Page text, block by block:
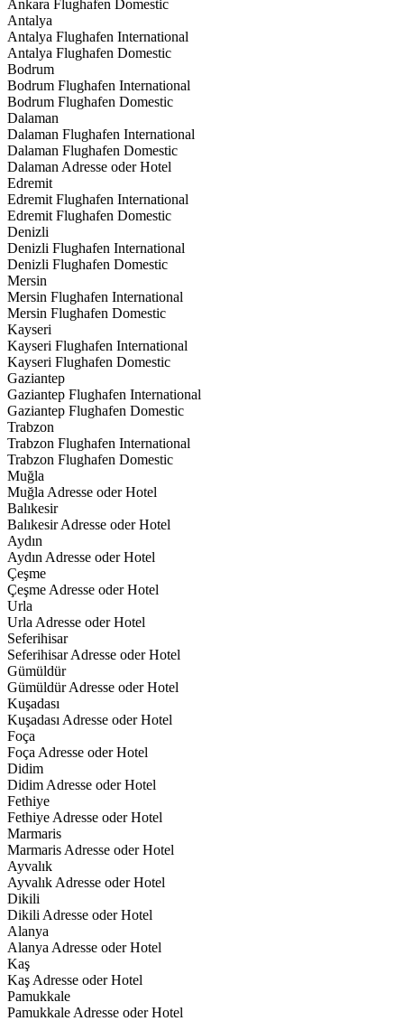
Ankara Flughafen Domestic
Antalya
Antalya Flughafen International
Antalya Flughafen Domestic
Bodrum
Bodrum Flughafen International
Bodrum Flughafen Domestic
Dalaman
Dalaman Flughafen International
Dalaman Flughafen Domestic
Dalaman Adresse oder Hotel
Edremit
Edremit Flughafen International
Edremit Flughafen Domestic
Denizli
Denizli Flughafen International
Denizli Flughafen Domestic
Mersin
Mersin Flughafen International
Mersin Flughafen Domestic
Kayseri
Kayseri Flughafen International
Kayseri Flughafen Domestic
Gaziantep
Gaziantep Flughafen International
Gaziantep Flughafen Domestic
Trabzon
Trabzon Flughafen International
Trabzon Flughafen Domestic
Muğla
Muğla Adresse oder Hotel
Balıkesir
Balıkesir Adresse oder Hotel
Aydın
Aydın Adresse oder Hotel
Çeşme
Çeşme Adresse oder Hotel
Urla
Urla Adresse oder Hotel
Seferihisar
Seferihisar Adresse oder Hotel
Gümüldür
Gümüldür Adresse oder Hotel
Kuşadası
Kuşadası Adresse oder Hotel
Foça
Foça Adresse oder Hotel
Didim
Didim Adresse oder Hotel
Fethiye
Fethiye Adresse oder Hotel
Marmaris
Marmaris Adresse oder Hotel
Ayvalık
Ayvalık Adresse oder Hotel
Dikili
Dikili Adresse oder Hotel
Alanya
Alanya Adresse oder Hotel
Kaş
Kaş Adresse oder Hotel
Pamukkale
Pamukkale Adresse oder Hotel